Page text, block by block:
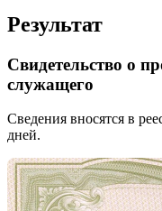
Результат
Свидетельство о
служащего
Сведения вносятся в
дней.